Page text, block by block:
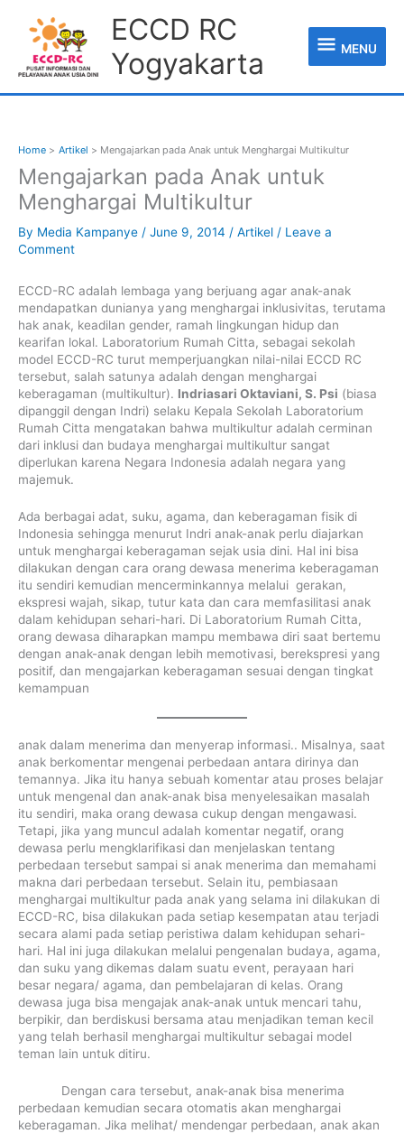
content
ECCD RC
Yogyakarta
MENU
Home Artikel Mengajarkan pada Anak untuk Menghargai Multikultur
Mengajarkan pada Anak untuk
Menghargai Multikultur
By Media Kampanye / June 9, 2014 / Artikel / Leave a
Comment
ECCD-RC adalah lembaga yang berjuang agar anak-anak
mendapatkan dunianya yang menghargai inklusivitas, terutama
hak anak, keadilan gender, ramah lingkungan hidup dan
kearifan lokal. Laboratorium Rumah Citta, sebagai sekolah
model ECCD-RC turut memperjuangkan nilai-nilai ECCD RC
tersebut, salah satunya adalah dengan menghargai
keberagaman (multikultur). Indriasari Oktaviani, S. Psi (biasa
dipanggil dengan Indri) selaku Kepala Sekolah Laboratorium
Rumah Citta mengatakan bahwa multikultur adalah cerminan
dari inklusi dan budaya menghargai multikultur sangat
diperlukan karena Negara Indonesia adalah negara yang
majemuk.
Ada berbagai adat, suku, agama, dan keberagaman fisik di
Indonesia sehingga menurut Indri anak-anak perlu diajarkan
untuk menghargai keberagaman sejak usia dini. Hal ini bisa
dilakukan dengan cara orang dewasa menerima keberagaman
itu sendiri kemudian mencerminkannya melalui gerakan,
ekspresi wajah, sikap, tutur kata dan cara memfasilitasi anak
dalam kehidupan sehari-hari. Di Laboratorium Rumah Citta,
orang dewasa diharapkan mampu membawa diri saat bertemu
dengan anak-anak dengan lebih memotivasi, berekspresi yang
positif, dan mengajarkan keberagaman sesuai dengan tingkat
kemampuan
anak dalam menerima dan menyerap informasi.. Misalnya, saat
anak berkomentar mengenai perbedaan antara dirinya dan
temannya. Jika itu hanya sebuah komentar atau proses belajar
untuk mengenal dan anak-anak bisa menyelesaikan masalah
itu sendiri, maka orang dewasa cukup dengan mengawasi.
Tetapi, jika yang muncul adalah komentar negatif, orang
dewasa perlu mengklarifikasi dan menjelaskan tentang
perbedaan tersebut sampai si anak menerima dan memahami
makna dari perbedaan tersebut. Selain itu, pembiasaan
menghargai multikultur pada anak yang selama ini dilakukan di
ECCD-RC, bisa dilakukan pada setiap kesempatan atau terjadi
secara alami pada setiap peristiwa dalam kehidupan sehari-
hari. Hal ini juga dilakukan melalui pengenalan budaya, agama,
dan suku yang dikemas dalam suatu event, perayaan hari
besar negara/ agama, dan pembelajaran di kelas. Orang
dewasa juga bisa mengajak anak-anak untuk mencari tahu,
berpikir, dan berdiskusi bersama atau menjadikan teman kecil
yang telah berhasil menghargai multikultur sebagai model
teman lain untuk ditiru.
Dengan cara tersebut, anak-anak bisa menerima
perbedaan kemudian secara otomatis akan menghargai
keberagaman. Jika melihat/ mendengar perbedaan, anak akan